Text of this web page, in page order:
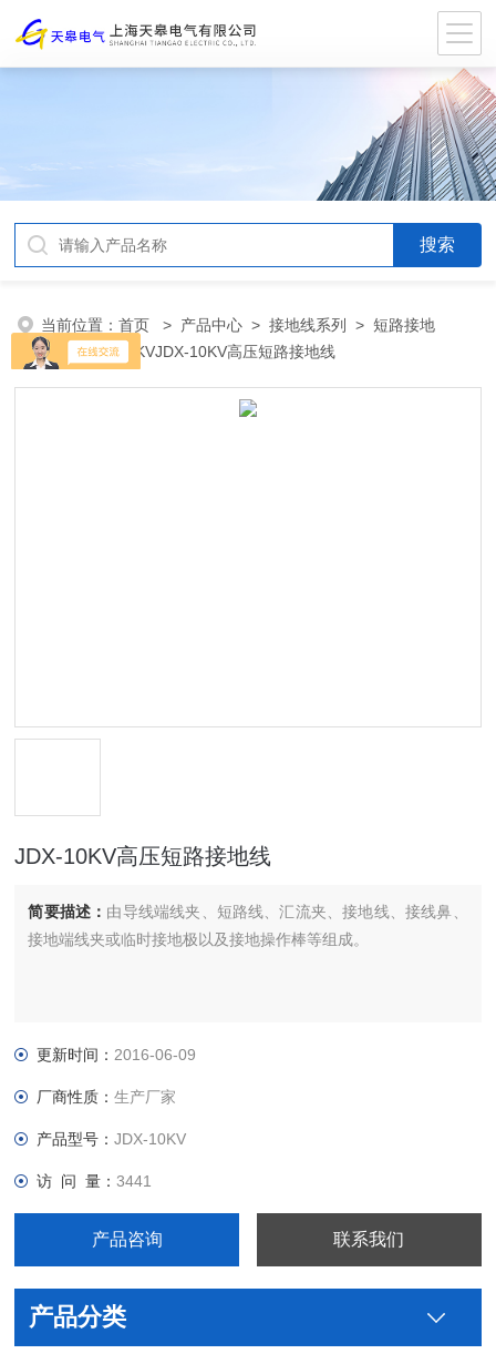
当前位置：首页 > 产品中心 >接地线系列 > 短路接地
线
> JDX-10KVJDX-10KV高压短路接地线
JDX-10KV高压短路接地线
简要描述： 由导线端线夹、短路线、汇流夹、接地线、接线鼻、
接地端线夹或临时接地极以及接地操作棒等组成。
更新时间： 2016-06-09
厂商性质：生产厂家
产品型号：JDX-10KV
访 问 量：3441
产品咨询 联系我们
产品分类